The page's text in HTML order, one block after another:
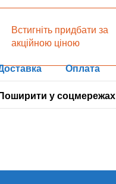
Встигніть придбати за
акційною ціною
Оплата
Поширити у соцмережах